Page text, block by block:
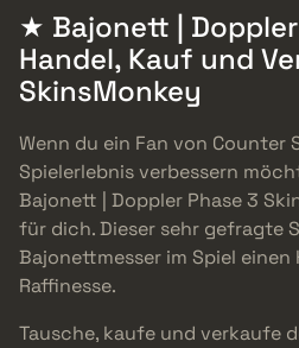
★ Bajonett |
Handel, Kauf und
SkinsMonkey
Wenn du ein Fan von Counter
Spielerlebnis verbessern
Bajonett | Doppler Phase 3
für dich. Dieser sehr gefragte
Bajonettmesser im Spiel
Raffinesse.
Tausche, kaufe und verkaufe